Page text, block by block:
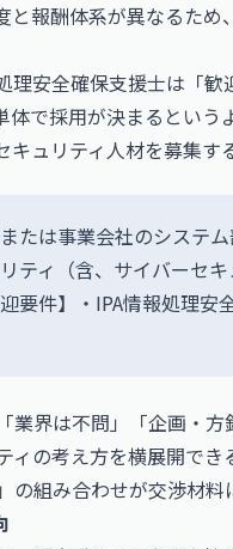
と報酬体系が異なるた
理安全確保支援士は「
体で採用が決まるとい
ュリティ人材を募集す
たは事業会社のシステ
ティ（含、サイバーセ
要件】・IPA情報処理
業界は不問」「企画・
ィの考え方を横展開で
組み合わせが交渉材料